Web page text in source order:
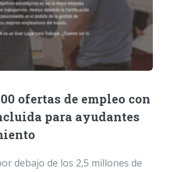
ofertas de empleo con
para ayudantes
debajo de los 2,5 millones de